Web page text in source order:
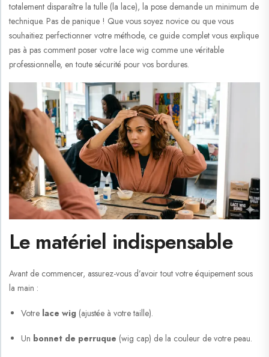
totalement disparaître la tulle (la lace), la pose demande un minimum de
technique. Pas de panique ! Que vous soyez novice ou que vous
souhaitiez perfectionner votre méthode, ce guide complet vous explique
pas à pas comment poser votre lace wig comme une véritable
professionnelle, en toute sécurité pour vos bordures.
Le matériel indispensable
Avant de commencer, assurez-vous d’avoir tout votre équipement sous
la main :
Votre lace wig (ajustée à votre taille).
Un bonnet de perruque (wig cap) de la couleur de votre peau.